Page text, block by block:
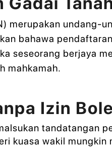
merupakan undang-
bahawa
seseorang berjaya
mahkamah.
Izin
tandatangan
kuasa wakil